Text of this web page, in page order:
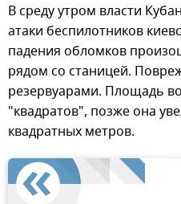
В среду утром власти
атаки беспилотников
падения обломков
рядом со станицей.
резервуарами. Площадь
"квадратов", позже она
квадратных метров.